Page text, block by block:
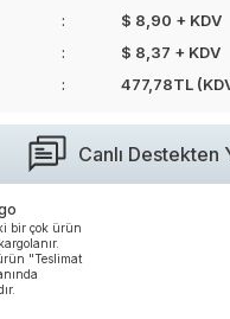
$ 8,90 + KDV
$ 8,37 + KDV
477,78TL
Canlı Destekten
bir çok ürün
"Teslimat